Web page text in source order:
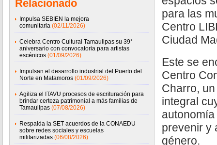
Relacionado
Impulsa SEBIEN la mejora
comunitaria (02/11/2026)
Celebra Centro Cultural Tamaulipas su 39°
aniversario con convocatoria para artistas
escénicos (01/09/2026)
Impulsan el desarrollo industrial del Puerto del
Norte en Matamoros (01/09/2026)
Agiliza el ITAVU procesos de escrituración para
brindar certeza patrimonial a más familias de
Tamaulipas (07/08/2026)
Respalda la SET acuerdos de la CONAEDU
sobre redes sociales y escuelas
militarizadas (06/08/2026)
para las
Centro
Ciudad
Este se
Centro
Charro,
integral
prevenir y
género.